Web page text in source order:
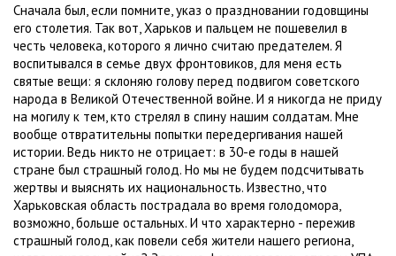
Сначала был, если помните, указ о праздновании годовщины
его столетия. Так вот, Харьков и пальцем не пошевелил в
честь человека, которого я лично считаю предателем. Я
воспитывался в семье двух фронтовиков, для меня есть
святые вещи: я склоняю голову перед подвигом советского
народа в Великой Отечественной войне. И я никогда не приду
на могилу к тем, кто стрелял в спину нашим солдатам. Мне
вообще отвратительны попытки передергивания нашей
истории. Ведь никто не отрицает: в 30-е годы в нашей
стране был страшный голод. Но мы не будем подсчитывать
жертвы и выяснять их национальность. Известно, что
Харьковская область пострадала во время голодомора,
возможно, больше остальных. И что характерно - пережив
страшный голод, как повели себя жители нашего региона,